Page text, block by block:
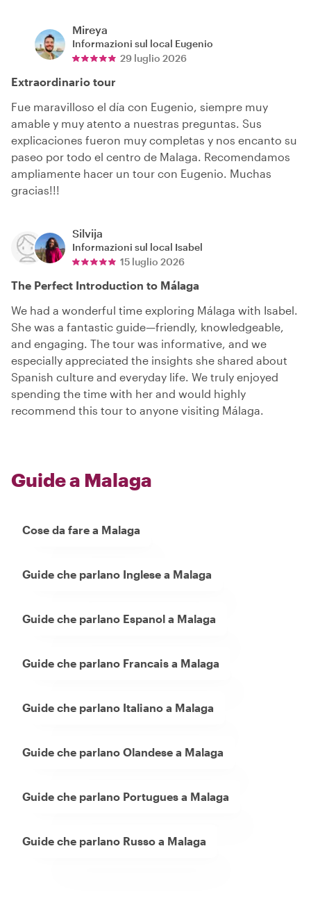
Mireya
Informazioni sul local Eugenio
29 luglio 2026
Extraordinario tour
Fue maravilloso el día con Eugenio, siempre muy
amable y muy atento a nuestras preguntas. Sus
explicaciones fueron muy completas y nos encanto su
paseo por todo el centro de Malaga. Recomendamos
ampliamente hacer un tour con Eugenio. Muchas
gracias!!!
Silvija
Informazioni sul local Isabel
15 luglio 2026
The Perfect Introduction to Málaga
We had a wonderful time exploring Málaga with Isabel.
She was a fantastic guide—friendly, knowledgeable,
and engaging. The tour was informative, and we
especially appreciated the insights she shared about
Spanish culture and everyday life. We truly enjoyed
spending the time with her and would highly
recommend this tour to anyone visiting Málaga.
Guide a Malaga
Cose da fare a Malaga
Guide che parlano Inglese a Malaga
Guide che parlano Espanol a Malaga
Guide che parlano Francais a Malaga
Guide che parlano Italiano a Malaga
Guide che parlano Olandese a Malaga
Guide che parlano Portugues a Malaga
Guide che parlano Russo a Malaga